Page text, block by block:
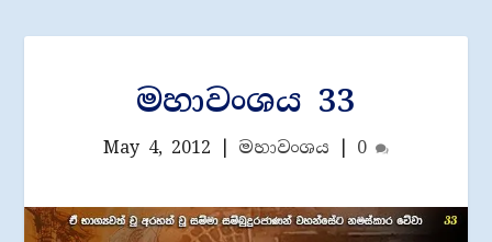
මහාවංශය 33
May 4, 2012 මහාවංශය 0